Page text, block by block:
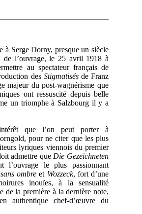
à Serge Dorny, presque un siècle
de l’ouvrage, le 25 avril 1918 à
au spectateur français de
des Stigmatisésde Franz
majeur du post-wagnérisme que
ont ressuscité depuis belle
un triomphe à Salzbourg il y a
que l’on peut porter à
pour ne citer que les plus
lyriques viennois du premier
admettre que Die Gezeichneten
l’ouvrage le plus passionnant
ombre et Wozzeck, fort d’une
inouïes, à la sensualité
de la première à la dernière note,
authentique chef-d’œuvre du